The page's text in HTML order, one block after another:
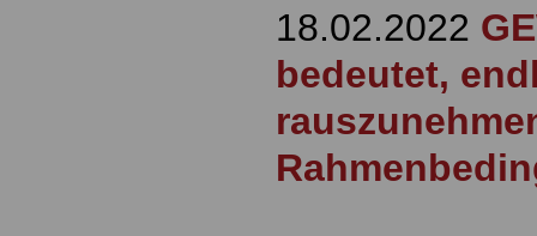
18.02.2022
bedeutet,